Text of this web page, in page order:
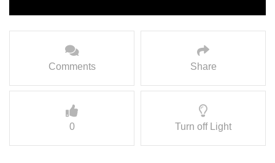
Comments Share
0 Turn off Light